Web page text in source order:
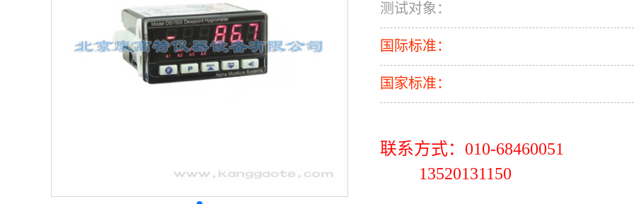
测试对象：
国际标准：
国家标准：
联系方式：010-68460051
13520131150